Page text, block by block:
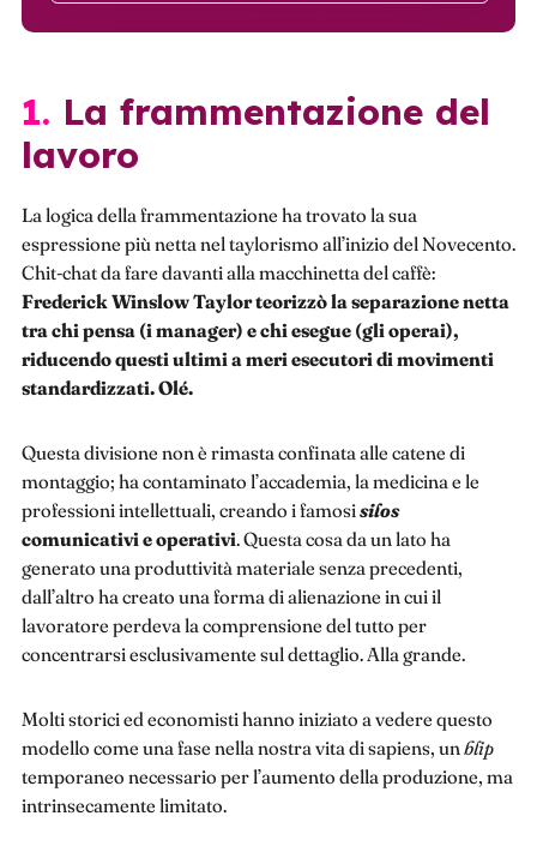
1. La frammentazione del
lavoro
La logica della frammentazione ha trovato la sua
espressione più netta nel taylorismo all’inizio del Novecento.
Chit-chat da fare davanti alla macchinetta del caffè:
Frederick Winslow Taylor teorizzò la separazione netta
tra chi pensa (i manager) e chi esegue (gli operai),
riducendo questi ultimi a meri esecutori di movimenti
standardizzati. Olé.
Questa divisione non è rimasta confinata alle catene di
montaggio; ha contaminato l’accademia, la medicina e le
professioni intellettuali, creando i famosisilos
comunicativi e operativi. Questa cosa da un lato ha
generato una produttività materiale senza precedenti,
dall’altro ha creato una forma di alienazione in cui il
lavoratore perdeva la comprensione del tutto per
concentrarsi esclusivamente sul dettaglio. Alla grande.
Molti storici ed economisti hanno iniziato a vedere questo
modello come una fase nella nostra vita di sapiens, un blip
temporaneo necessario per l’aumento della produzione, ma
intrinsecamente limitato.